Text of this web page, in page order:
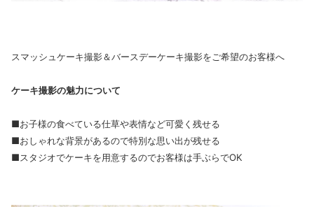
スマッシュケーキ撮影＆バースデーケーキ撮影をご希望のお客様へ
ケーキ撮影の魅力について
■お子様の食べている仕草や表情など可愛く残せる
■おしゃれな背景があるので特別な思い出が残せる
■スタジオでケーキを用意するのでお客様は手ぶらでOK